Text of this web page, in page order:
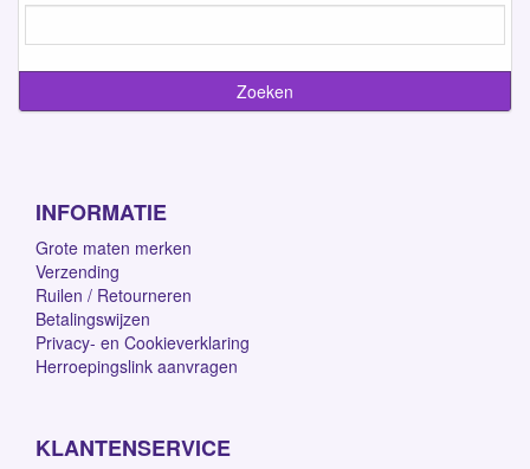
INFORMATIE
Grote maten merken
Verzending
Ruilen / Retourneren
Betalingswijzen
Privacy- en Cookieverklaring
Herroepingslink aanvragen
KLANTENSERVICE